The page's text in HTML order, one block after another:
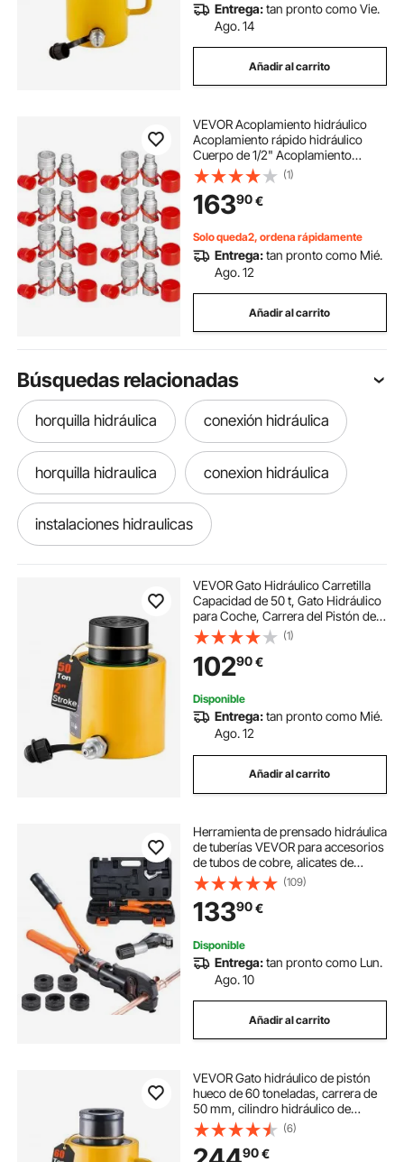
Entrega:tan pronto como Vie.
Ago. 14
Añadir al carrito
VEVOR Acoplamiento hidráulico
Acoplamiento rápido hidráulico
Cuerpo de 1/2" Acoplamiento
hidráulico 1/2" NPT Acoplamiento
hidráulico Acoplamiento rápido 8
pares Acoplamiento rápido
hidráulico 27,6 MPa
(1)
16390€
Solo queda2, ordena rápidamente
Entrega:tan pronto como Mié.
Ago. 12
Añadir al carrito
Búsquedas relacionadas
horquilla hidráulica conexión hidráulica
horquilla hidraulica conexion hidráulica
instalaciones hidraulicas
esparcidor de brida hidráulico
fuerza hidráulica palancas hidraulicas
material hidraulica montaje hidraulico
cilindro hidráulico embolo hueco
hidráulico de 3000
VEVOR Gato Hidráulico Carretilla
Capacidad de 50 t, Gato Hidráulico
para Coche, Carrera del Pistón de
50 mm, Simple Efecto, Altura Total
de 112 mm, para Coche, Furgoneta,
Barco, Camión, Caravana
(1)
10290€
Disponible
Entrega:tan pronto como Mié.
Ago. 12
Añadir al carrito
Herramienta de prensado hidráulica
de tuberías VEVOR para accesorios
de tubos de cobre, alicates de
prensado con mordazas de cambio
rápido V12, V15, V18, V22, V28, kit
de prensa giratorio de 360° para
espacios confinados, accesorios
en T accionados hidráulicamente
(109)
13390€
Disponible
Entrega:tan pronto como Lun.
Ago. 10
Añadir al carrito
VEVOR Gato hidráulico de pistón
hueco de 60 toneladas, carrera de
50 mm, cilindro hidráulico de
pistón de metal sólido, elevación
rápida, para la industria, talleres de
carrocería y chasis
(6)
90€